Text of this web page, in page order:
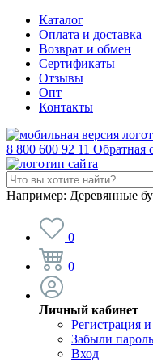
Каталог
Оплата и доставка
Возврат и обмен
Сертификаты
Отзывы
Опт
Контакты
8 800 600 92 11 Обратная
Например: Деревянные
0
0
Личный кабинет
Регистрация
Забыли пароль
Вход